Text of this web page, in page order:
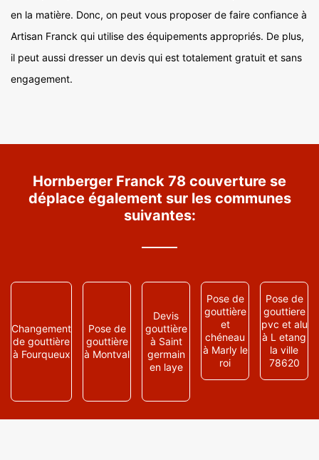
en la matière. Donc, on peut vous proposer de faire confiance à
Artisan Franck qui utilise des équipements appropriés. De plus,
il peut aussi dresser un devis qui est totalement gratuit et sans
engagement.
Hornberger Franck 78 couverture se
déplace également sur les communes
suivantes:
Changement
de gouttière
à Fourqueux
Pose de
gouttière
à Montval
Devis
gouttière
à Saint
germain
en laye
Pose de
gouttière
et
chéneau
à Marly le
roi
Pose de
gouttiere
pvc et alu
à L etang
la ville
78620